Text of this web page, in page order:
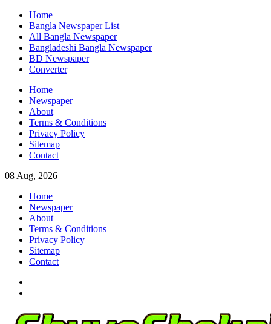
Skip
content
Home
Bangla Newspaper List
All Bangla Newspaper
Bangladeshi Bangla Newspaper
BD Newspaper
Converter
Home
Newspaper
About
Terms & Conditions
Privacy Policy
Sitemap
Contact
08 Aug, 2026
Home
Newspaper
About
Terms & Conditions
Privacy Policy
Sitemap
Contact